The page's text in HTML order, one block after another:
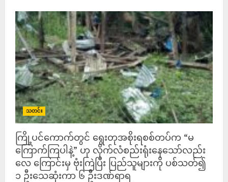
သတင်း
ကြို့ပင်ကောက်တွင် ရွေးတုအစိုးရစစ်တပ်က “မ
ကြောက်ကြပါနဲ့” ဟု လိုက်လံစည်းရုံးနေသော်လည်း
လေ ကြောင်းမှ ဗုံးကြဲပြီး ပြည်သူများကို ပစ်သတ်၍
၁ ဦးသေဆုံးကာ ၆ ဦးဒဏ်ရာရ